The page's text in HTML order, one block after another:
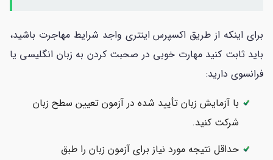
برای اینکه از طریق اکسپرس اینتری واجد شرایط مهاجرت باشید،
باید ثابت کنید مهارت خوبی در صحبت کردن به زبان انگلیسی یا
فرانسوی دارید:
با آزمایش زبان تأیید شده در آزمون تعیین سطح زبان
شرکت کنید.
حداقل نتیجه مورد نیاز برای آزمون زبان را طبق